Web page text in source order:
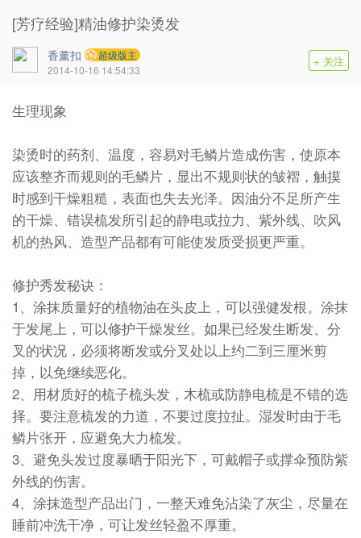
[芳疗经验]精油修护染烫发
香薰扣
超级版主
2014-10-16 14:54:33
+ 关注
生理现象
染烫时的药剂、温度，容易对毛鳞片造成伤害，使原本
应该整齐而规则的毛鳞片，显出不规则状的皱褶，触摸
时感到干燥粗糙，表面也失去光泽。因油分不足所产生
的干燥、错误梳发所引起的静电或拉力、紫外线、吹风
机的热风、造型产品都有可能使发质受损更严重。
修护秀发秘诀：
1、涂抹质量好的植物油在头皮上，可以强健发根。涂抹
于发尾上，可以修护干燥发丝。如果已经发生断发、分
叉的状况，必须将断发或分叉处以上约二到三厘米剪
掉，以免继续恶化。
2、用材质好的梳子梳头发，木梳或防静电梳是不错的选
择。要注意梳发的力道，不要过度拉扯。湿发时由于毛
鳞片张开，应避免大力梳发。
3、避免头发过度暴晒于阳光下，可戴帽子或撑伞预防紫
外线的伤害。
4、涂抹造型产品出门，一整天难免沾染了灰尘，尽量在
睡前冲洗干净，可让发丝轻盈不厚重。